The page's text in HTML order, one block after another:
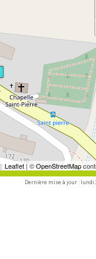
Leaflet| ©OpenStreetMap
Dernière mise à jour : lundi